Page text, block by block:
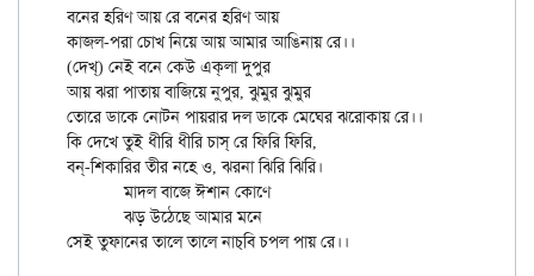
বনের হরিণ আয় রে বনের হরিণ আয়
কাজল-পরা চোখ নিয়ে আয় আমার আঙিনায় রে।।
(দেখ্‌) নেই বনে কেউ এক্‌লা দুপুর
আয় ঝরা পাতায় বাজিয়ে নুপুর, ঝুমুর ঝুমুর
তোরে ডাকে নোটন পায়রার দল ডাকে মেঘের ঝরোকায় রে।।
কি দেখে তুই ধীরি ধীরি চাস্‌ রে ফিরি ফিরি,
বন্‌-শিকারির তীর নহে ও, ঝরনা ঝিরি ঝিরি।
	মাদল বাজে ঈশান কোণে
	ঝড় উঠেছে আমার মনে